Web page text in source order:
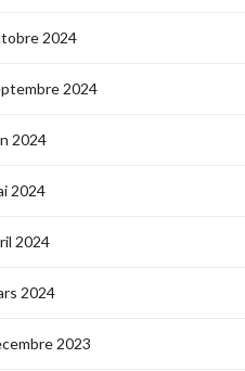
2024
2024
2024
2024
2024
2024
2023